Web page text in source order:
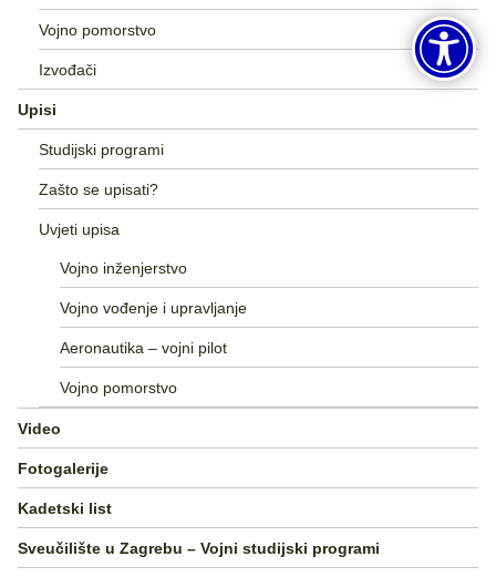
Vojno pomorstvo
Izvođači
Upisi
Studijski programi
Zašto se upisati?
Uvjeti upisa
Vojno inženjerstvo
Vojno vođenje i upravljanje
Aeronautika – vojni pilot
Vojno pomorstvo
Video
Fotogalerije
Kadetski list
Sveučilište u Zagrebu – Vojni studijski programi